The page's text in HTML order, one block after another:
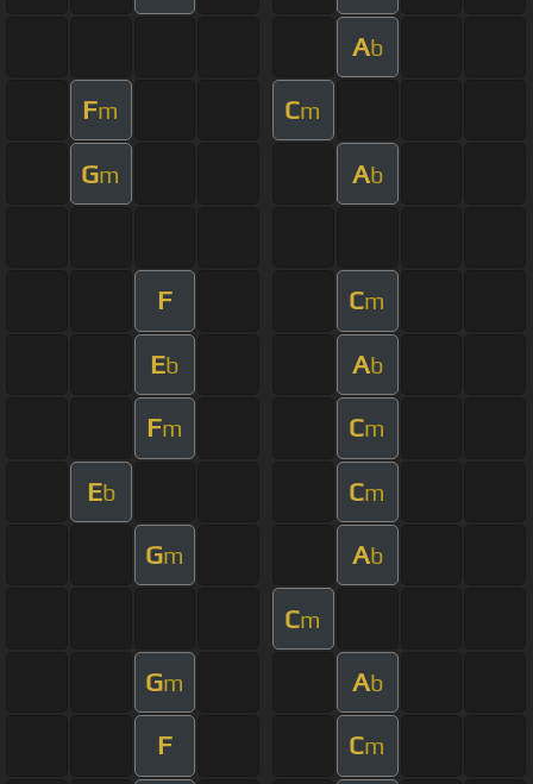
Ab
Fm Cm
Gm Ab
F Cm
Eb Ab
Fm Cm
Eb Cm
Gm Ab
Cm
Gm Ab
F Cm